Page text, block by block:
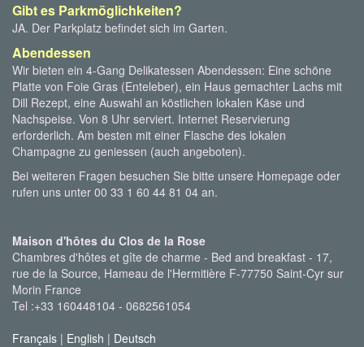
Gibt es Parkmöglichkeiten?
JA. Der Parkplatz befindet sich im Garten.
Abendessen
Wir bieten ein 4-Gang Delikatessen Abendessen: Eine schöne
Platte von Foie Gras (Enteleber), ein Haus gemachter Lachs mit
Dill Rezept, eine Auswahl an köstlichen lokalen Käse und
Nachspeise. Von 8 Uhr serviert. Internet Reservierung
erforderlich. Am besten mit einer Flasche des lokalen
Champagne zu geniessen (auch angeboten).
Bei weiteren Fragen besuchen Sie bitte unsere Homepage oder
rufen uns unter 00 33 1 60 44 81 04 an.
Maison d'hôtes du Clos de la Rose
Chambres d'hôtes et gîte de charme - Bed and breakfast - 17,
rue de la Source, Hameau de l'Hermitière F-77750 Saint-Cyr sur
Morin France
Tel :+33 160448104 - 0682561054
Français | English | Deutsch